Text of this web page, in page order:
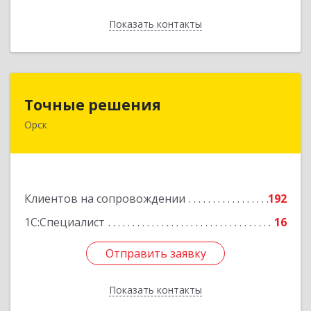
Показать контакты
Назад
Точные решения
Орск
Клиентов на сопровождении
192
1С:Специалист
16
Отправить заявку
Показать контакты
Подробнее
Отправить заявку
Назад